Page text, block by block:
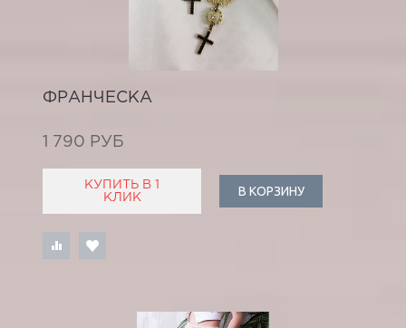
ФРАНЧЕСКА
1 790 РУБ
КУПИТЬ В 1
КЛИК
В КОРЗИНУ